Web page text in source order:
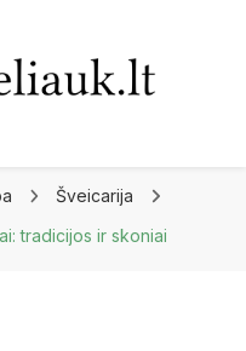
Šveicarija
tradicijos ir skoniai